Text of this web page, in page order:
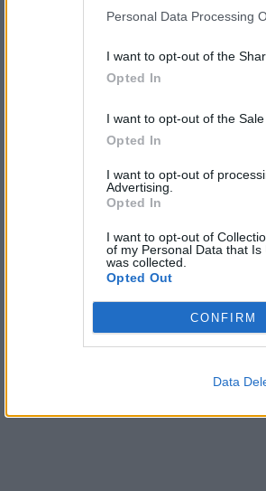
Personal Data Processing
I want to opt-out of the
Opted In
I want to opt-out of the
Opted In
I want to opt-out of
Advertising.
Opted In
I want to opt-out of
of my Personal Data that
was collected.
Opted Out
CONFIRM
Data